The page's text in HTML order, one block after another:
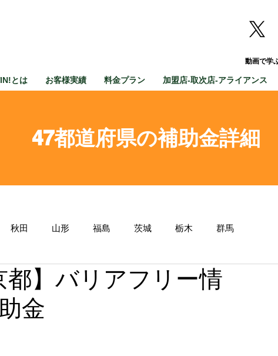
動画で学
とは お客様実績 料金プラン 加盟店-取次店-アライアンス
47都道府県の補助金詳細
秋田 山形 福島 茨城 栃木 群馬
石川 福井 山梨 長野 岐阜
都】バリアフリー情
金